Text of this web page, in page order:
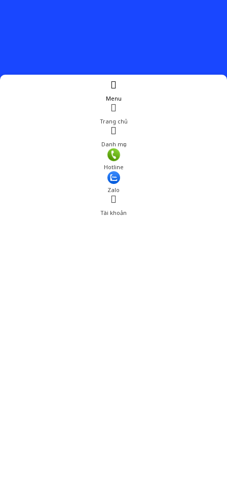
Menu
Trang chủ
Danh mục
Hotline
Zalo
Tài khoản